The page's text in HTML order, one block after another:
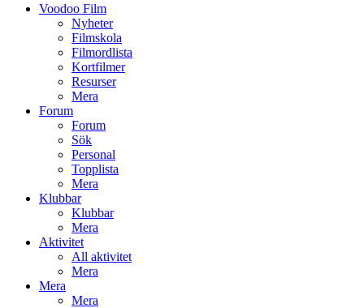
Voodoo Film
Nyheter
Filmskola
Filmordlista
Kortfilmer
Resurser
Mera
Forum
Forum
Sök
Personal
Topplista
Mera
Klubbar
Klubbar
Mera
Aktivitet
All aktivitet
Mera
Mera
Mera